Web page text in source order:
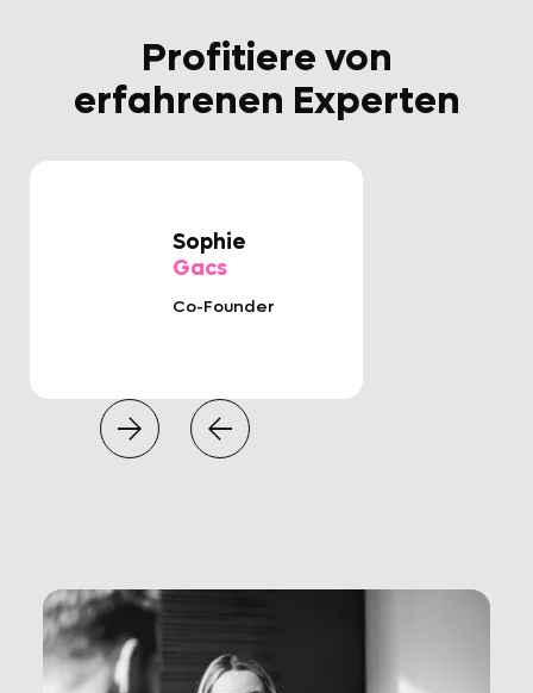
Profitiere von
erfahrenen Experten
Sophie
Gacs
Co-Founder

